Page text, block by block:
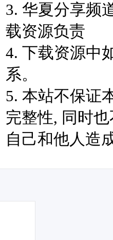
3. 华夏分享频
载资源负责
4. 下载资源中
系。
5. 本站不保证
完整性, 同时
自己和他人造